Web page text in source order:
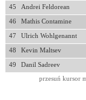
45 Andrei Feldorean
46 Mathis Contamine
47 Ulrich Wohlgenannt
48 Kevin Maltsev
49 Danil Sadreev
przesuń kursor